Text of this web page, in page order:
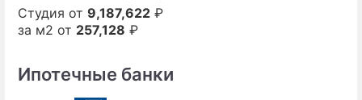
Студия от 9,187,622 ₽
за м2 от 257,128 ₽
Ипотечные банки